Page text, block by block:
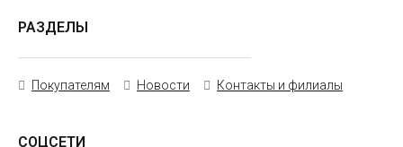
РАЗДЕЛЫ
Покупателям Новости Контакты и филиалы
СОЦСЕТИ